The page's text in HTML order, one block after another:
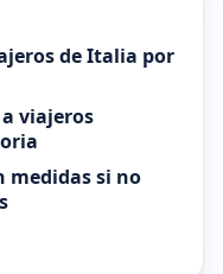
de Italia por
viajeros
medidas si no